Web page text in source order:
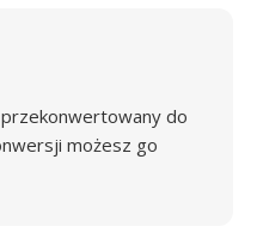
do
możesz go